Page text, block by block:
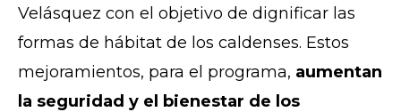
Velásquez con el objetivo de dignificar las
formas de hábitat de los caldenses. Estos
mejoramientos, para el programa, aumentan
la seguridad y el bienestar de los